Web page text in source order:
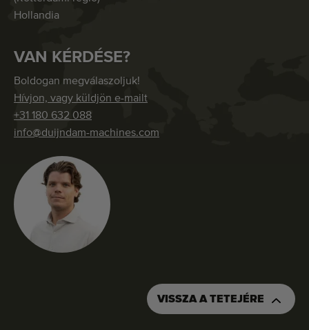
Hollandia
VAN KÉRDÉSE?
Boldogan megválaszoljuk!
Hívjon, vagy küldjön e-mailt
+31 180 632 088
info@duijndam-machines.com
VISSZA A TETEJÉRE